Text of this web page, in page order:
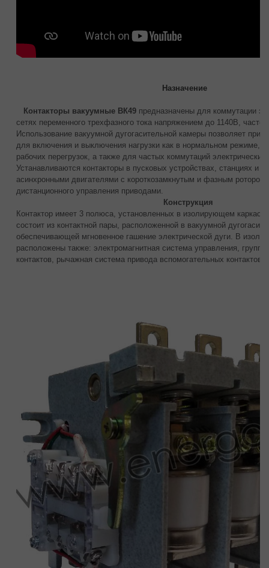
Назначение
Контакторы вакуумные ВК49 предназначены для коммутации
сетях переменного трехфазного тока напряжением до 1140В,
Использование вакуумной дугогасительной камеры позволяет
для включения и выключения нагрузки как в нормальном режиме,
рабочих перегрузок, а также для частых коммутаций электрических
Устанавливаются контакторы в пусковых устройствах, станциях и
асинхронными двигателями с короткозамкнутым и фазным
дистанционного управления приводами.
Конструкция
Контактор имеет 3 полюса, установленных в изолирующем
состоит из контактной пары, расположенной в вакуумной
обеспечивающей мгновенное гашение электрической дуги. В
расположены также: электромагнитная система управления,
контактов, рычажная система привода вспомогательных контактов.